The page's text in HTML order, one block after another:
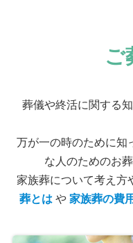
ご
葬儀や終活に関する
万が一の時のために知
な人のためのお
家族葬について考え方
葬とはや家族葬の費